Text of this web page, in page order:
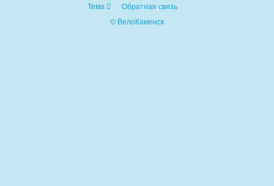
Тема
Обратная связь
© ВелоКаменск